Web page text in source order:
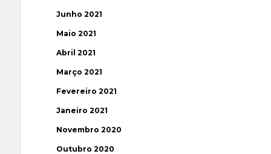
Junho 2021
Maio 2021
Abril 2021
Março 2021
Fevereiro 2021
Janeiro 2021
Novembro 2020
Outubro 2020